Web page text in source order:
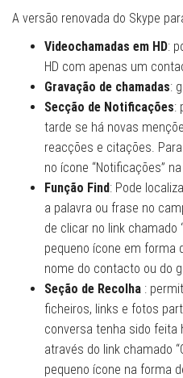
A versão renovada do Skype
Videochamadas em HD:
HD com apenas um
Gravação de chamadas:
Secção de Notificações:
tarde se há novas
reacções e citações.
no ícone “Notificações”
Função Find: Pode
a palavra ou frase no
de clicar no link chamado
pequeno ícone em forma
nome do contacto ou do
Seção de Recolha :
ficheiros, links e fotos
conversa tenha sido feita
através do link chamado
pequeno ícone na forma